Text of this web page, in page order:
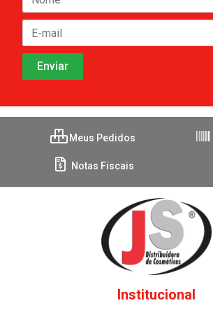
Meus Pedidos
Notas Fiscais
Institucional